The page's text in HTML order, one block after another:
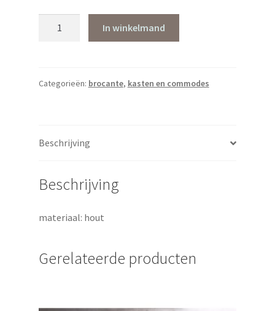
In winkelmand
Categorieën: brocante, kasten en commodes
Beschrijving
Beschrijving
materiaal: hout
Gerelateerde producten